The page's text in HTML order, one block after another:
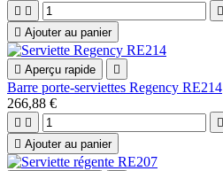
  
 Ajouter au panier
 Aperçu rapide 
Barre porte-serviettes Regency RE214
266,88 €
  
 Ajouter au panier